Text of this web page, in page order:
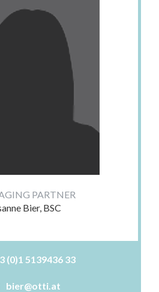
PARTNER
Bier, BSC
(0)1 5139436 33
bier@otti.at